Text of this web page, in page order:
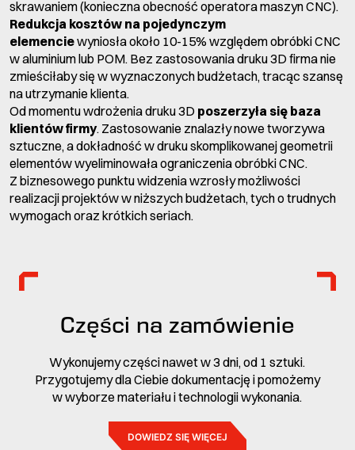
skrawaniem (konieczna obecność operatora maszyn CNC).
Redukcja kosztów na pojedynczym
elemenciewyniosła około 10-15% względem obróbki CNC
w aluminium lub POM. Bez zastosowania druku 3D firma nie
zmieściłaby się w wyznaczonych budżetach, tracąc szansę
na utrzymanie klienta.
Od momentu wdrożenia druku 3D poszerzyła się baza
klientów firmy. Zastosowanie znalazły nowe tworzywa
sztuczne, a dokładność w druku skomplikowanej geometrii
elementów wyeliminowała ograniczenia obróbki CNC.
Z biznesowego punktu widzenia wzrosły możliwości
realizacji projektów w niższych budżetach, tych o trudnych
wymogach oraz krótkich seriach.
Części na zamówienie
Wykonujemy części nawet w 3 dni, od 1 sztuki.
Przygotujemy dla Ciebie dokumentację i pomożemy
w wyborze materiału i technologii wykonania.
DOWIEDZ SIĘ WIĘCEJ